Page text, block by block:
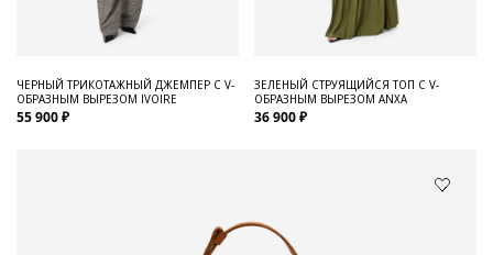
ЧЕРНЫЙ ТРИКОТАЖНЫЙ ДЖЕМПЕР С V-
ОБРАЗНЫМ ВЫРЕЗОМ IVOIRE
55 900 ₽
ЗЕЛЕНЫЙ СТРУЯЩИЙСЯ ТОП С V-
ОБРАЗНЫМ ВЫРЕЗОМ ANXA
36 900 ₽